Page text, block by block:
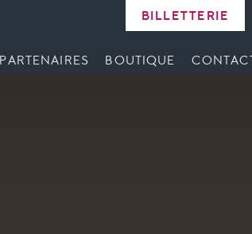
PARTENAIRES BOUTIQUE CONTACT
BILLETTERIE